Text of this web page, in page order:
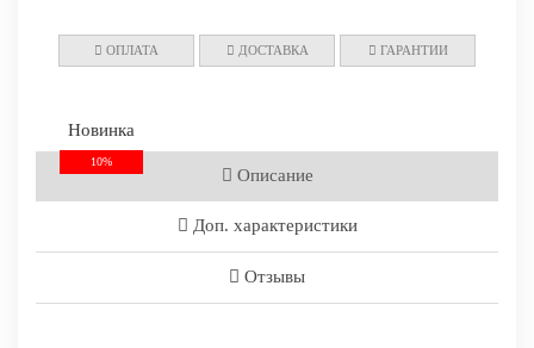
ОПЛАТА ДОСТАВКА ГАРАНТИИ
Новинка
10%
Описание
Доп. характеристики
Отзывы